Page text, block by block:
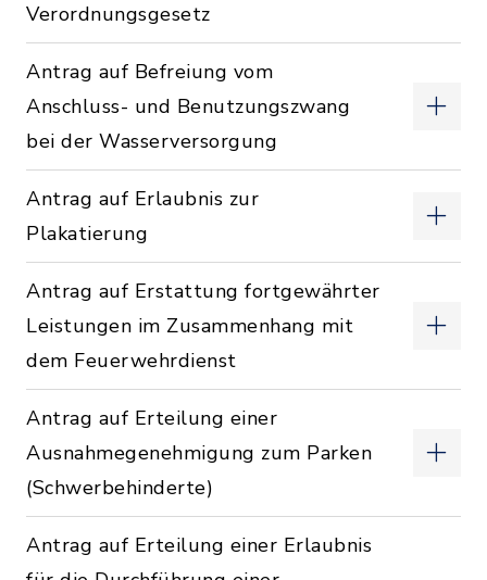
Verordnungsgesetz
Antrag auf Befreiung vom
Anschluss- und Benutzungszwang
bei der Wasserversorgung
Antrag auf Erlaubnis zur
Plakatierung
Antrag auf Erstattung fortgewährter
Leistungen im Zusammenhang mit
dem Feuerwehrdienst
Antrag auf Erteilung einer
Ausnahmegenehmigung zum Parken
(Schwerbehinderte)
Antrag auf Erteilung einer Erlaubnis